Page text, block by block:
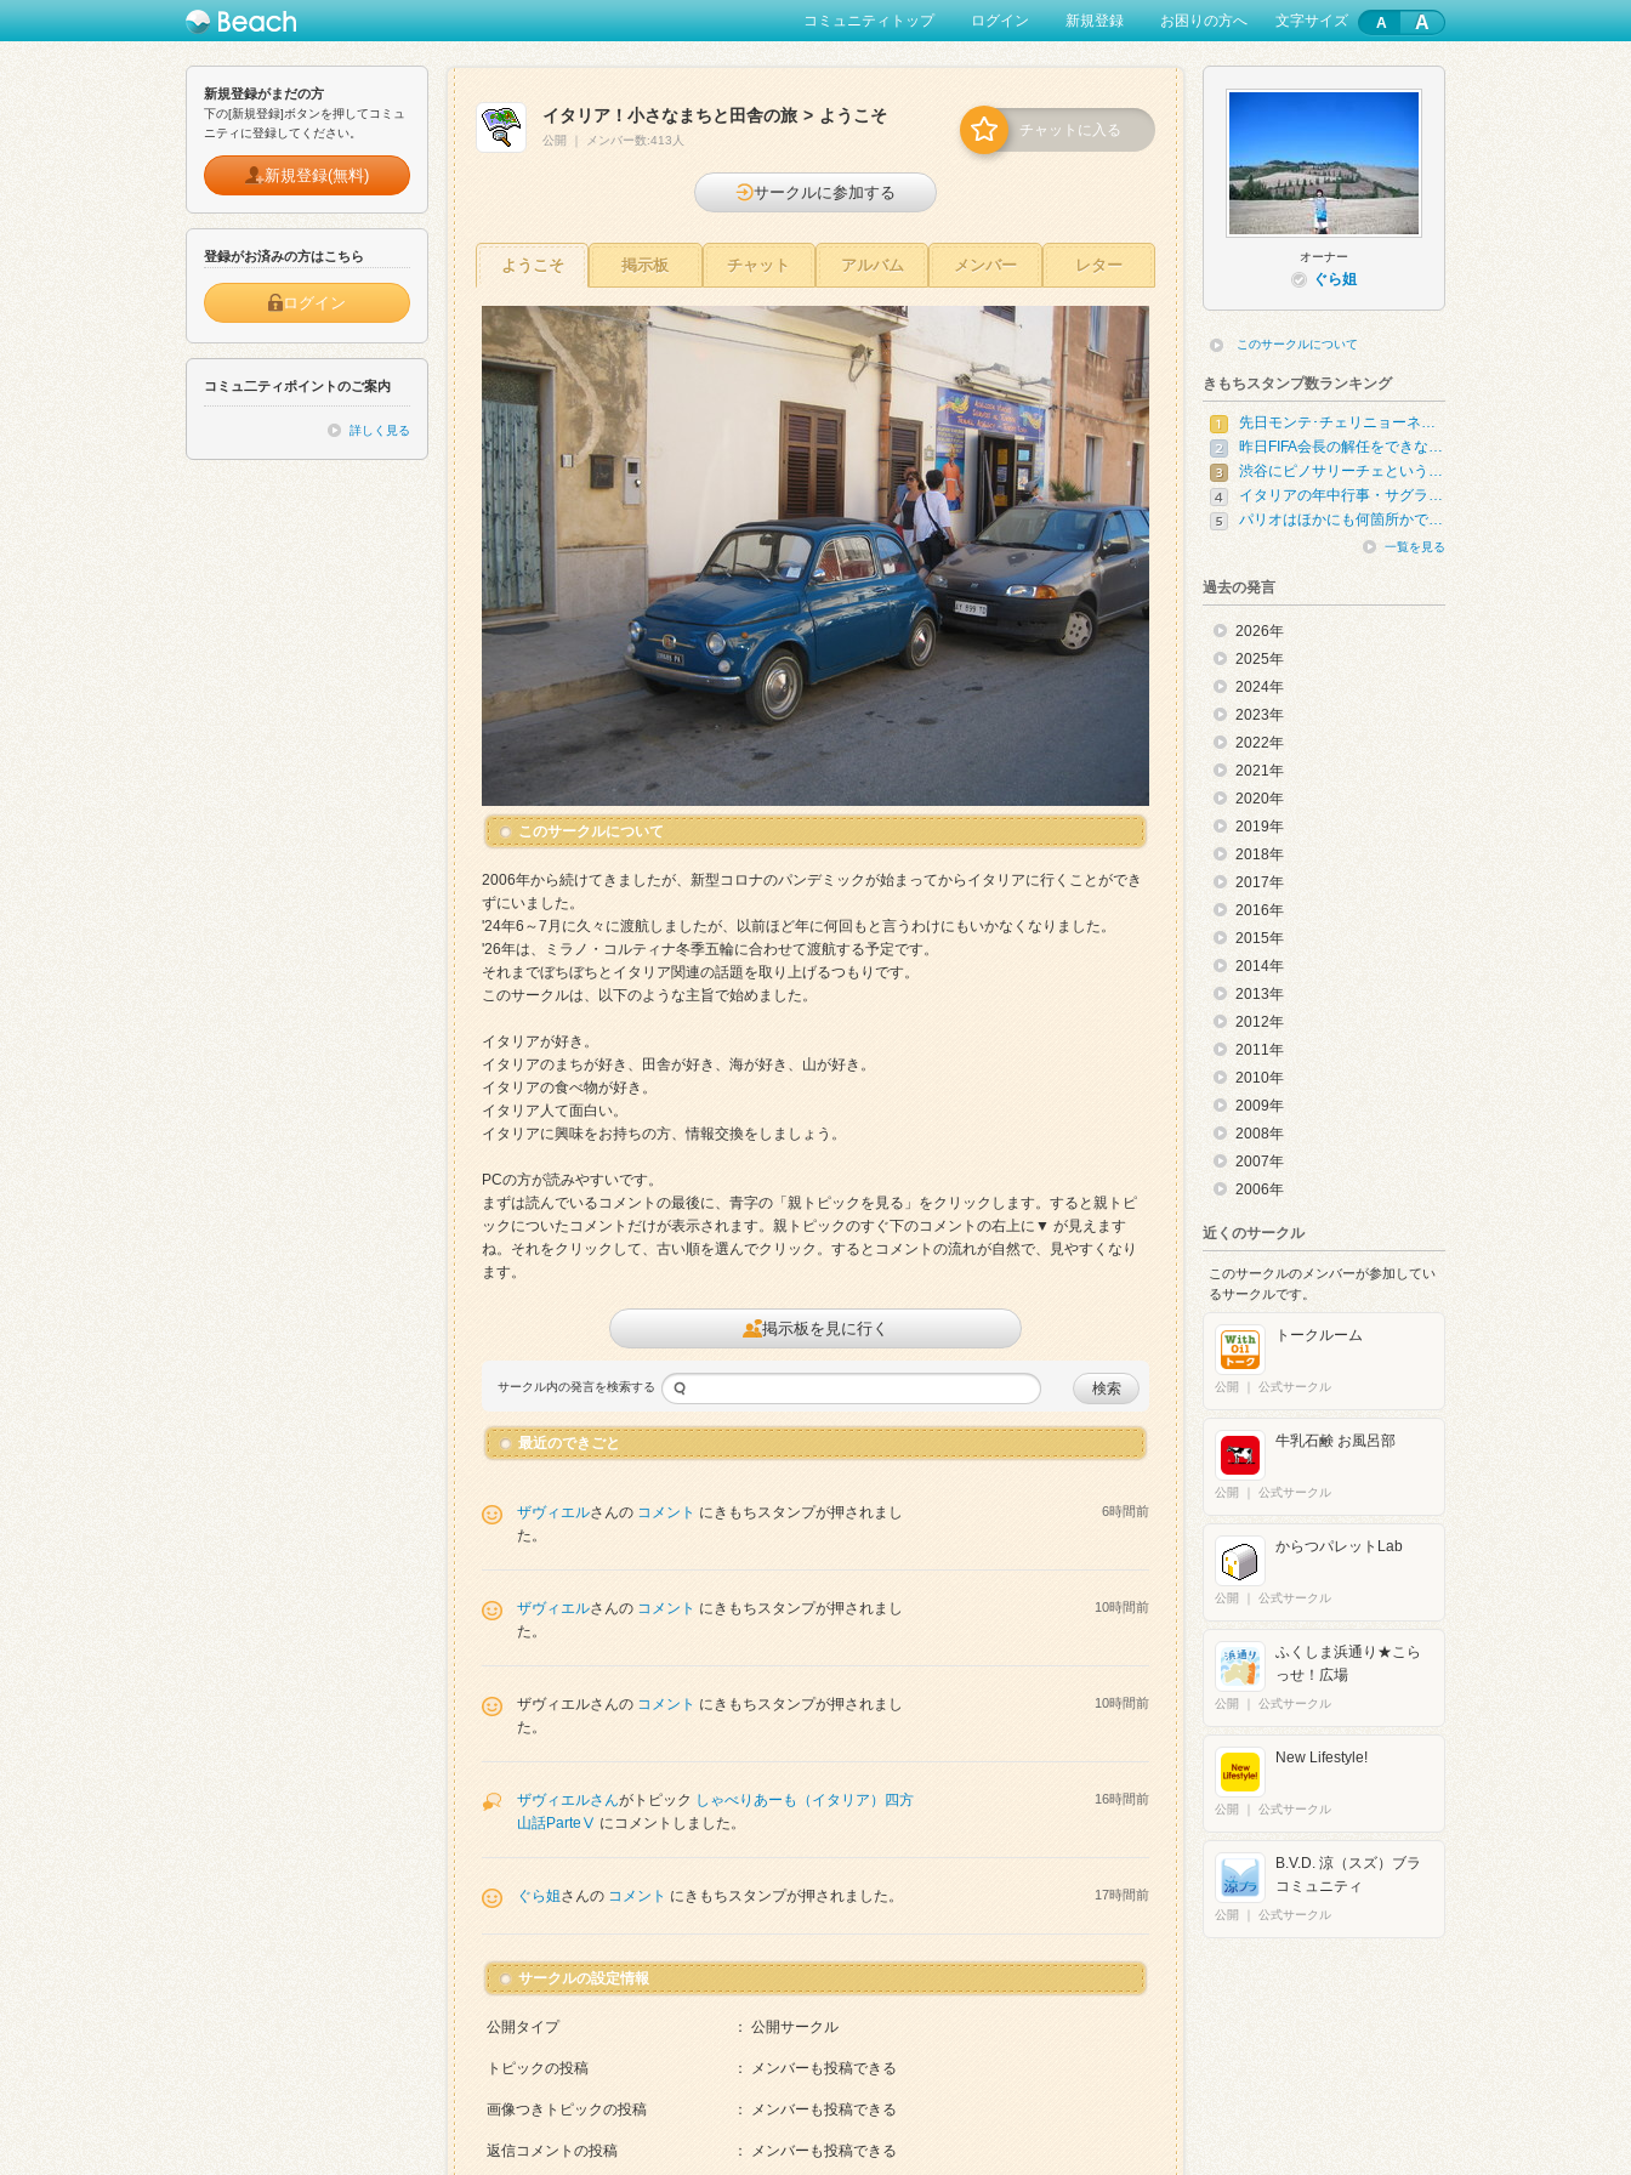
コミュニティトップ ログイン 新規登録 お困りの方へ 文字サイズ A
新規登録がまだの方
下の[新規登録]ボタンを押してコミュ
ニティに登録してください。
新規登録(無料)
登録がお済みの方はこちら
ログイン
コミュ二ティポイントのご案内
詳しく見る
イタリア！小さなまちと田舎の旅 > ようこそ
公開 メンバー数:413人
チャットに入る
サークルに参加する
ようこそ 掲示板 チャット アルバム メンバー レター
このサークルについて
2006年から続けてきましたが、新型コロナのパンデミックが始まってからイタリアに行くことができ
ずにいました。
'24年6～7月に久々に渡航しましたが、以前ほど年に何回もと言うわけにもいかなくなりました。
'26年は、ミラノ・コルティナ冬季五輪に合わせて渡航する予定です。
それまでぼちぼちとイタリア関連の話題を取り上げるつもりです。
このサークルは、以下のような主旨で始めました。
イタリアが好き。
イタリアのまちが好き、田舎が好き、海が好き、山が好き。
イタリアの食べ物が好き。
イタリア人て面白い。
イタリアに興味をお持ちの方、情報交換をしましょう。
PCの方が読みやすいです。
まずは読んでいるコメントの最後に、青字の「親トピックを見る」をクリックします。すると親トピ
ックについたコメントだけが表示されます。親トピックのすぐ下のコメントの右上に▼ が見えます
ね。それをクリックして、古い順を選んでクリック。するとコメントの流れが自然で、見やすくなり
ます。
掲示板を見に行く
サークル内の発言を検索する 検索
最近のできごと
ザヴィエルさんの コメント にきもちスタンプが押されまし
た。
6時間前
ザヴィエルさんの コメント にきもちスタンプが押されまし
た。
10時間前
ザヴィエルさんの コメント にきもちスタンプが押されまし
た。
10時間前
ザヴィエルさんがトピック しゃべりあーも（イタリア）四方
山話ParteⅤ にコメントしました。
16時間前
ぐら姐さんの コメント にきもちスタンプが押されました。 17時間前
サークルの設定情報
公開タイプ ： 公開サークル
トピックの投稿 ： メンバーも投稿できる
画像つきトピックの投稿 ： メンバーも投稿できる
返信コメントの投稿 ： メンバーも投稿できる
オーナー
ぐら姐
このサークルについて
きもちスタンプ数ランキング
先日モンテ･チェリニョーネ…
昨日FIFA会長の解任をできな…
渋谷にピノサリーチェという…
イタリアの年中行事・サグラ…
パリオはほかにも何箇所かで…
一覧を見る
過去の発言
2026年
2025年
2024年
2023年
2022年
2021年
2020年
2019年
2018年
2017年
2016年
2015年
2014年
2013年
2012年
2011年
2010年
2009年
2008年
2007年
2006年
近くのサークル
このサークルのメンバーが参加してい
るサークルです。
トークルーム
公開 公式サークル
牛乳石鹸 お風呂部
公開 公式サークル
からつパレットLab
公開 公式サークル
ふくしま浜通り★こら
っせ！広場
公開 公式サークル
New Lifestyle!
公開 公式サークル
B.V.D. 涼（スズ）ブラ
コミュニティ
公開 公式サークル